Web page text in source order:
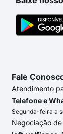
Fale
Atendimento
Telefone e
Segunda-feira a
Negociação